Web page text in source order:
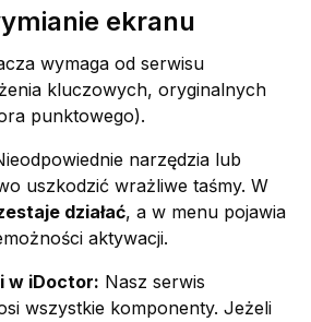
ekranu
wymaga od serwisu
kluczowych, oryginalnych
punktowego).
narzędzia lub
uszkodzić wrażliwe taśmy. W
działać, a w menu pojawia
aktywacji.
w iDoctor: Nasz serwis
wszystkie komponenty. Jeżeli